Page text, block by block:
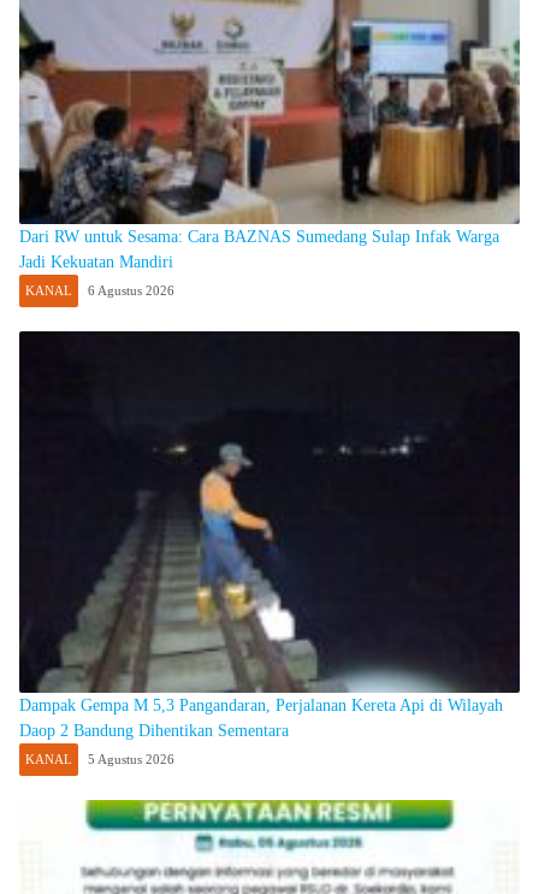
Dari RW untuk Sesama: Cara BAZNAS Sumedang Sulap Infak Warga
Jadi Kekuatan Mandiri
KANAL 6 Agustus 2026
Dampak Gempa M 5,3 Pangandaran, Perjalanan Kereta Api di Wilayah
Daop 2 Bandung Dihentikan Sementara
KANAL 5 Agustus 2026